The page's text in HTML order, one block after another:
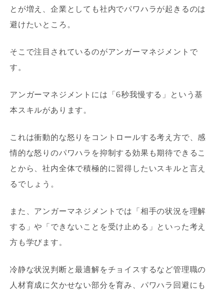
とが増え、企業としても社内でパワハラが起きるのは
避けたいところ。
そこで注目されているのがアンガーマネジメントで
す。
アンガーマネジメントには「6秒我慢する」という基
本スキルがあります。
これは衝動的な怒りをコントロールする考え方で、感
情的な怒りのパワハラを抑制する効果も期待できるこ
とから、社内全体で積極的に習得したいスキルと言え
るでしょう。
また、アンガーマネジメントでは「相手の状況を理解
する」や「できないことを受け止める」といった考え
方も学びます。
冷静な状況判断と最適解をチョイスするなど管理職の
人材育成に欠かせない部分を育み、パワハラ回避にも